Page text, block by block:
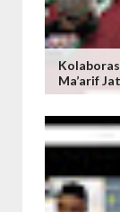
Ma’arif